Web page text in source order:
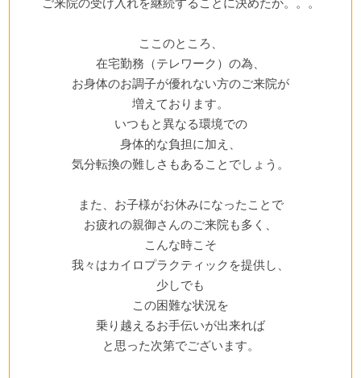
ご来院の受け入れを継続することに決めたか。。。
ここのところ、
在宅勤務（テレワーク）の為、
お身体のお調子が優れない方のご来院が
増えております。
いつもと異なる環境での
身体的な負担に加え、
気分転換の難しさもあることでしょう。
また、お子様がお休みになったことで
お疲れの親御さんのご来院も多く、
こんな時こそ
我々はカイロプラクティックを提供し、
少しでも
この困難な状況を
乗り越えるお手伝いが出来れば
と思った次第でございます。